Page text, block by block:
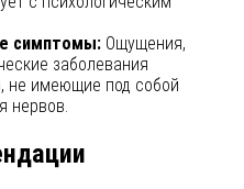
симптомы: Ощущения,
заболевания
не имеющие под собой
нервов.